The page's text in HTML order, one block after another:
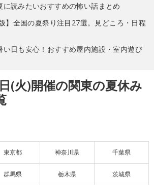
に読みたいおすすめの怖い話まとめ
】全国の夏祭り注目27選。見どころ・日程
い日も安心！おすすめ屋内施設・室内遊び
(火)開催の関東の夏休み
東京都 神奈川県 千葉県
群馬県 栃木県 茨城県